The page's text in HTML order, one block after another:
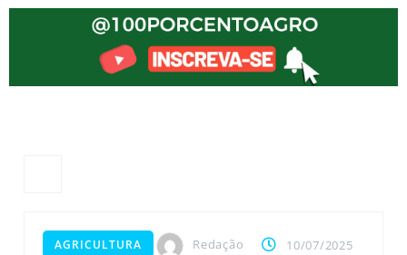
AGRICULTURA Redação 10/07/2025